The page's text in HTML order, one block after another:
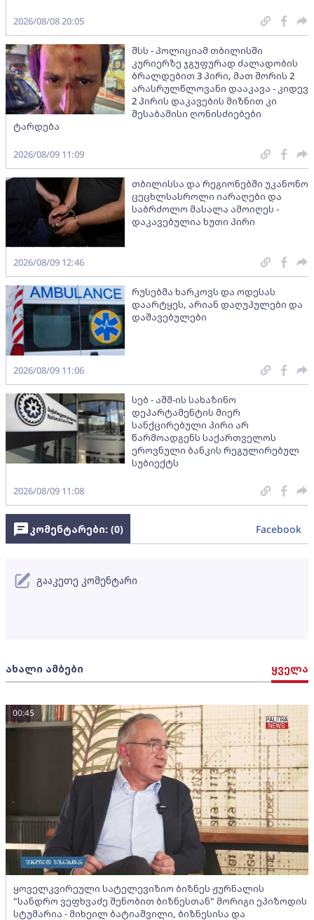
2026/08/08 20:05
შსს - პოლიციამ თბილისში
კურიერზე ჯგუფურად ძალადობის
ბრალდებით 3 პირი, მათ შორის 2
არასრულწლოვანი დააკავა - კიდევ
2 პირის დაკავების მიზნით კი
შესაბამისი ღონისძიებები
ტარდება
2026/08/09 11:09
თბილისსა და რეგიონებში უკანონო
ცეცხლსასროლი იარაღები და
საბრძოლო მასალა ამოიღეს -
დაკავებულია ხუთი პირი
2026/08/09 12:46
რუსებმა ხარკოვს და ოდესას
დაარტყეს, არიან დაღუპულები და
დაშავებულები
2026/08/09 11:06
სებ - აშშ-ის სახაზინო
დეპარტამენტის მიერ
სანქცირებული პირი არ
წარმოადგენს საქართველოს
ეროვნული ბანკის რეგულირებულ
სუბიექტს
2026/08/09 11:08
ახალი ამბები ყველა
ყოველკვირეული სატელევიზიო ბიზნეს ჟურნალის
"სანდრო ვეფხვაძე შენობით ბიზნესთან" მორიგი ეპიზოდის
სტუმარია - მიხეილ ბატიაშვილი, ბიზნესისა და
00:45
კომენტარები: (0) Facebook
გააკეთე კომენტარი